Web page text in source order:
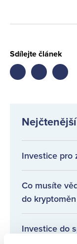
Sdílejte článek
Investice pro
Co musíte
do kryptoměn
Investice do